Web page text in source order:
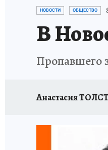
НОВОСТИ ОБЩЕСТВО
В
Пропавшего
Анастасия